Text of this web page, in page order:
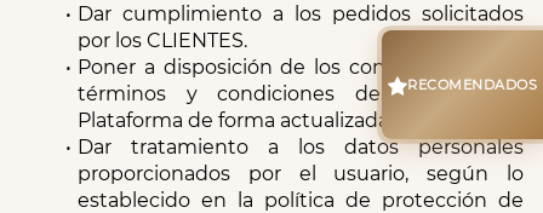
Dar cumplimiento a los pedidos solicitados
por los CLIENTES.
Poner a disposición de los consumidores los
términos y condiciones de uso de La
Plataforma de forma actualizada.
Dar tratamiento a los datos personales
proporcionados por el usuario, según lo
establecido en la política de protección de
RECOMENDADOS